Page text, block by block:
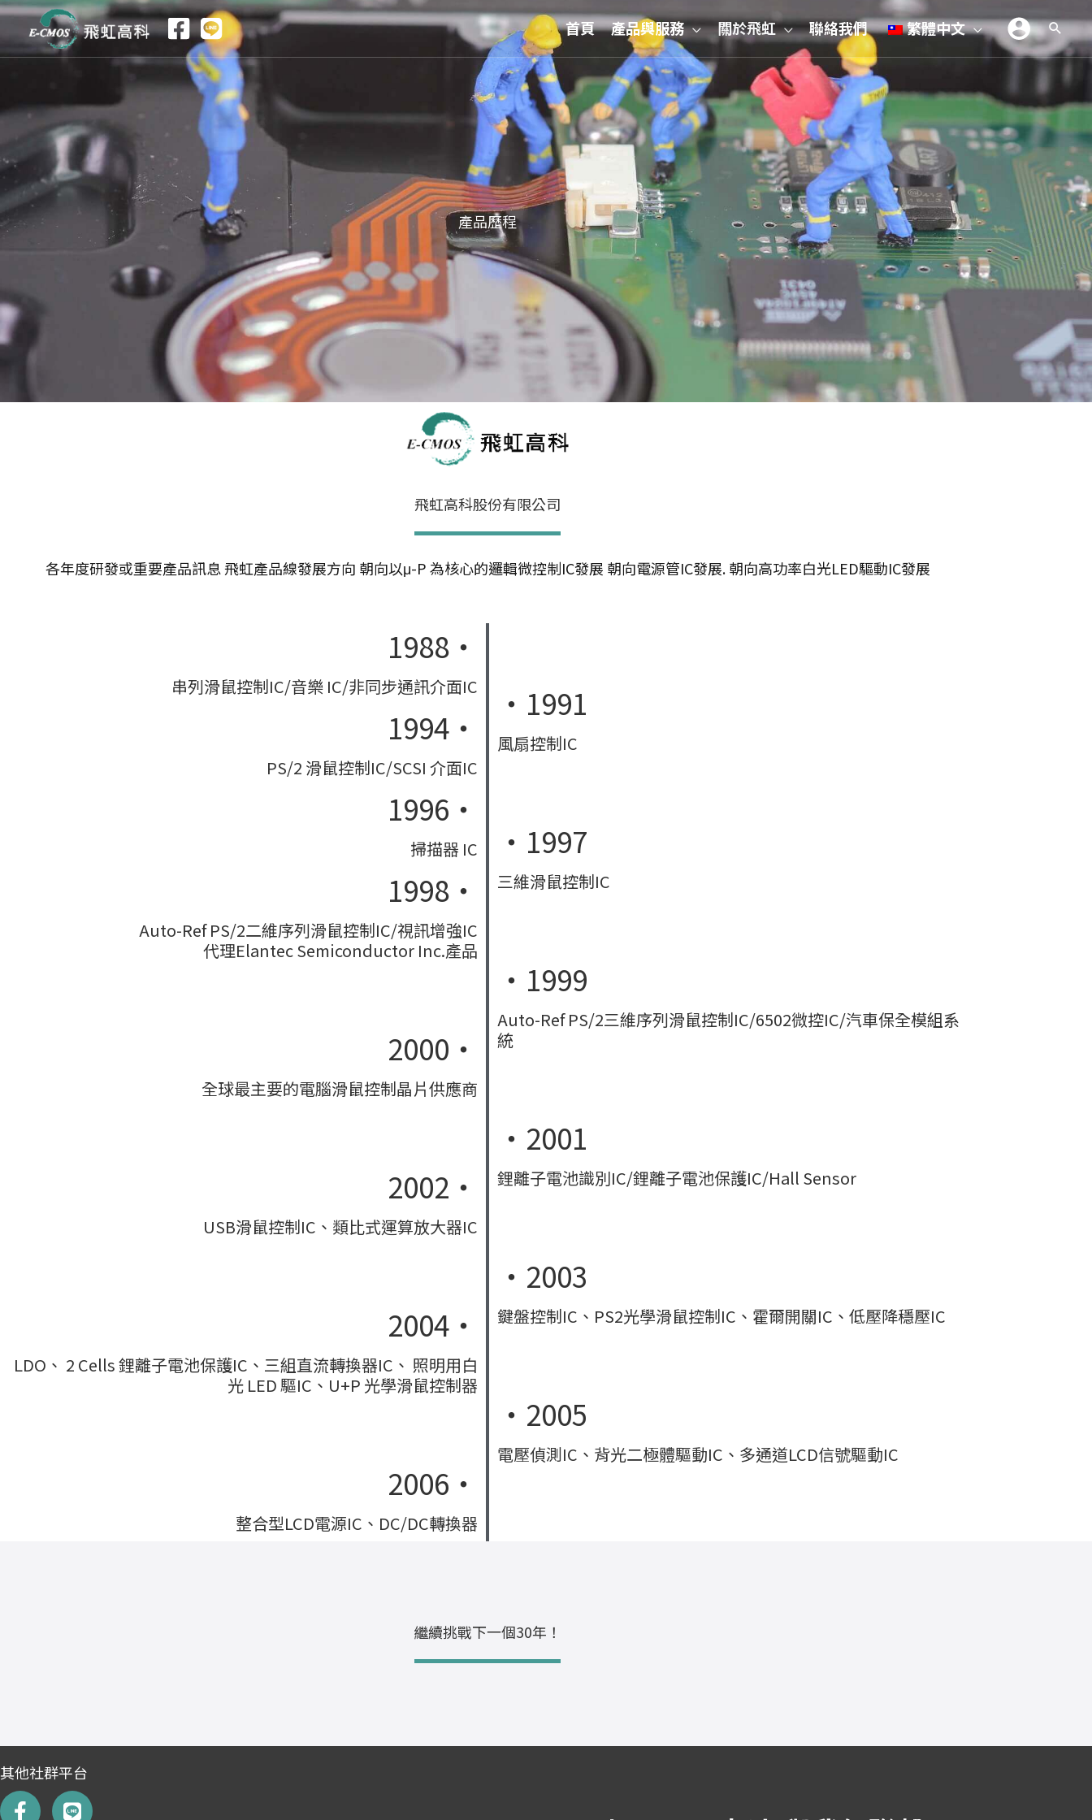
跳
主
容
首頁 產品與服務 關於飛虹 聯絡我們 繁體中文
產品歷程
飛虹高科股份有限公司
各年度研發或重要產品訊息 飛虹產品線發展方向 朝向以μ-P 為核心的邏輯微控制IC發展 朝向電源管IC發展. 朝向高功率白光LED驅動IC發展
1988‧
串列滑鼠控制IC/音樂 IC/非同步通訊介面IC
1994‧
PS/2 滑鼠控制IC/SCSI 介面IC
1996‧
掃描器 IC
1998‧
Auto-Ref PS/2二維序列滑鼠控制IC/視訊增強IC
代理Elantec Semiconductor Inc.產品
2000‧
全球最主要的電腦滑鼠控制晶片供應商
2002‧
USB滑鼠控制IC、類比式運算放大器IC
2004‧
LDO、 2 Cells 鋰離子電池保護IC、三組直流轉換器IC、 照明用白
光 LED 驅IC、U+P 光學滑鼠控制器
2006‧
整合型LCD電源IC、DC/DC轉換器
‧1991
風扇控制IC
‧1997
三維滑鼠控制IC
‧1999
Auto-Ref PS/2三維序列滑鼠控制IC/6502微控IC/汽車保全模組系
統
‧2001
鋰離子電池識別IC/鋰離子電池保護IC/Hall Sensor
‧2003
鍵盤控制IC、PS2光學滑鼠控制IC、霍爾開關IC、低壓降穩壓IC
‧2005
電壓偵測IC、背光二極體驅動IC、多通道LCD信號驅動IC
繼續挑戰下一個30年！
其他社群平台
F L